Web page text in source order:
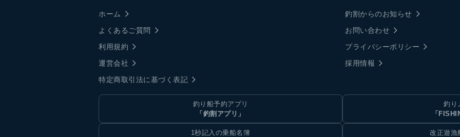
ホーム
釣割からのお知らせ
よくあるご質問
お問い合わせ
利用規約
プライバシーポリシー
運営会社
採用情報
特定商取引法に基づく表記
釣り船予約アプリ
「釣割アプリ」
釣り
「
1秒記入の乗船名簿
改正遊漁